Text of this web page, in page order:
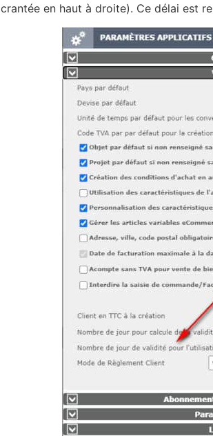
crantée en haut à droite). Ce délai est